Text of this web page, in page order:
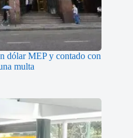
dólar MEP y contado con
multa